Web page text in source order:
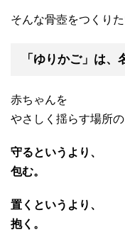
そんな骨壺をつくり
「ゆりかご」は、
赤ちゃんを
やさしく揺らす場所
守るというより、
包む。
置くというより、
抱く。